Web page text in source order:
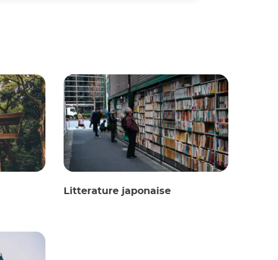
Litterature japonaise